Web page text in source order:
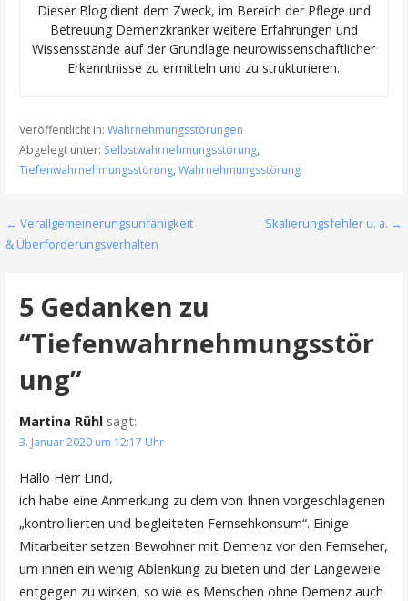
Dieser Blog dient dem Zweck, im Bereich der Pflege und
Betreuung Demenzkranker weitere Erfahrungen und
Wissensstände auf der Grundlage neurowissenschaftlicher
Erkenntnisse zu ermitteln und zu strukturieren.
Veröffentlicht in: Wahrnehmungsstörungen
Abgelegt unter: Selbstwahrnehmungsstörung,
Tiefenwahrnehmungsstörung, Wahrnehmungsstörung
Beitragsnavigation
← Verallgemeinerungsunfähigkeit
& Überforderungsverhalten
Skalierungsfehler u. a. →
5 Gedanken zu
“Tiefenwahrnehmungsstör
ung”
Martina Rühl sagt:
3. Januar 2020 um 12:17 Uhr
Hallo Herr Lind,
ich habe eine Anmerkung zu dem von Ihnen vorgeschlagenen
„kontrollierten und begleiteten Fernsehkonsum“. Einige
Mitarbeiter setzen Bewohner mit Demenz vor den Fernseher,
um ihnen ein wenig Ablenkung zu bieten und der Langeweile
entgegen zu wirken, so wie es Menschen ohne Demenz auch